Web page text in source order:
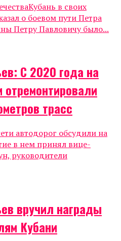
в своих
о боевом пути Петра
Петру Павловичу было...
С 2020 года на
отремонтировали
трасс
автодорог обсудили на
в нем принял вице-
руководители
вручил награды
Кубани